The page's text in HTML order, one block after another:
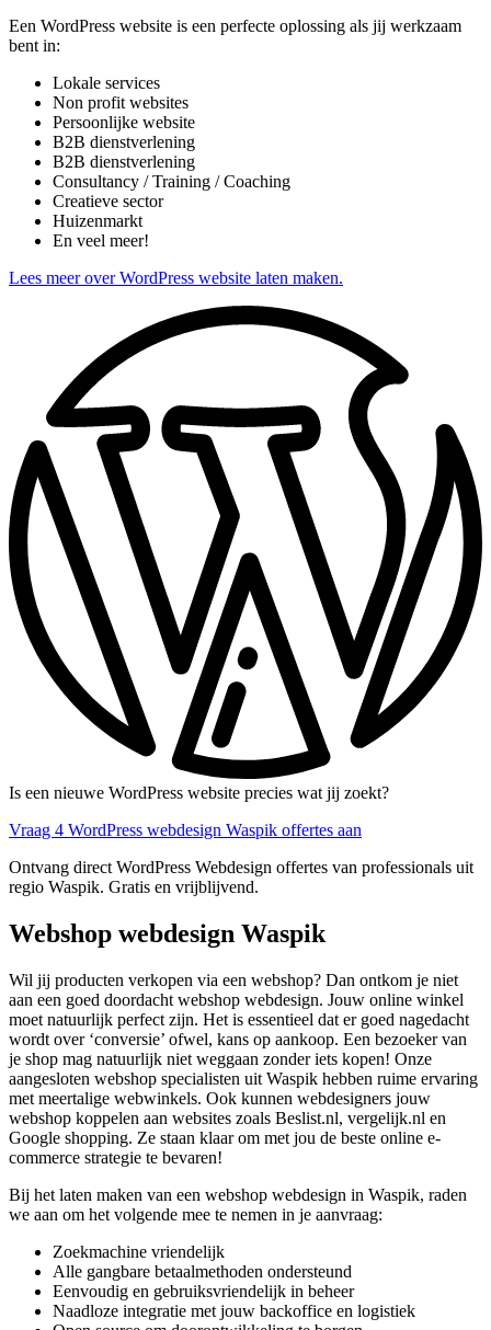
Een WordPress website is een perfecte oplossing als jij werkzaam
bent in:
Lokale services
Non profit websites
Persoonlijke website
B2B dienstverlening
B2B dienstverlening
Consultancy / Training / Coaching
Creatieve sector
Huizenmarkt
En veel meer!
Lees meer over WordPress website laten maken.
Is een nieuwe WordPress website precies wat jij zoekt?
Vraag 4 WordPress webdesign Waspik offertes aan
Ontvang direct WordPress Webdesign offertes van professionals uit
regio Waspik. Gratis en vrijblijvend.
Webshop webdesign Waspik
Wil jij producten verkopen via een webshop? Dan ontkom je niet
aan een goed doordacht webshop webdesign. Jouw online winkel
moet natuurlijk perfect zijn. Het is essentieel dat er goed nagedacht
wordt over ‘conversie’ ofwel, kans op aankoop. Een bezoeker van
je shop mag natuurlijk niet weggaan zonder iets kopen! Onze
aangesloten webshop specialisten uit Waspik hebben ruime ervaring
met meertalige webwinkels. Ook kunnen webdesigners jouw
webshop koppelen aan websites zoals Beslist.nl, vergelijk.nl en
Google shopping. Ze staan klaar om met jou de beste online e-
commerce strategie te bevaren!
Bij het laten maken van een webshop webdesign in Waspik, raden
we aan om het volgende mee te nemen in je aanvraag:
Zoekmachine vriendelijk
Alle gangbare betaalmethoden ondersteund
Eenvoudig en gebruiksvriendelijk in beheer
Naadloze integratie met jouw backoffice en logistiek